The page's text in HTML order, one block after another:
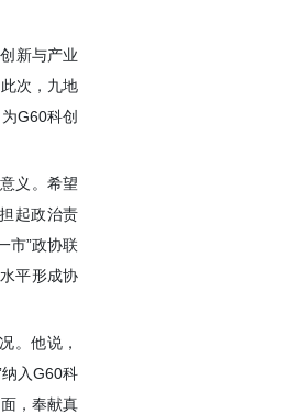
新与产业
次，九地
G60科创
义。希望
起政治责
市”政协联
平形成协
。他说，
入G60科
，奉献真